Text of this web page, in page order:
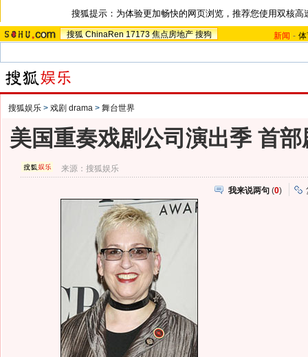
搜狐提示：为体验更加畅快的网页浏览，推荐您使用双核高
搜狐 ChinaRen 17173 焦点房地产 搜狗 新闻 -
搜狐娱乐 > 戏剧 drama > 舞台世界
美国重奏戏剧公司演出季 首
来源：搜狐娱乐
我来说两句 (0)